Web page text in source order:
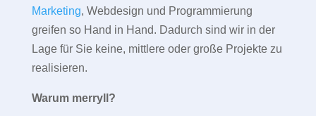
Marketing, Webdesign und Programmierung
greifen so Hand in Hand. Dadurch sind wir in der
Lage für Sie keine, mittlere oder große Projekte zu
realisieren.
Warum merryll?